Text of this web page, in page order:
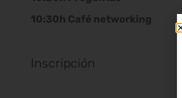
10:30h Café networking
Inscripción